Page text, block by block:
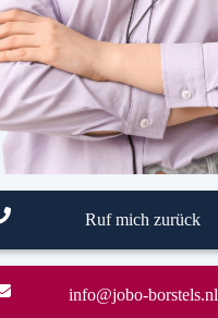
Ruf mich zurück
info@jobo-borstels.nl